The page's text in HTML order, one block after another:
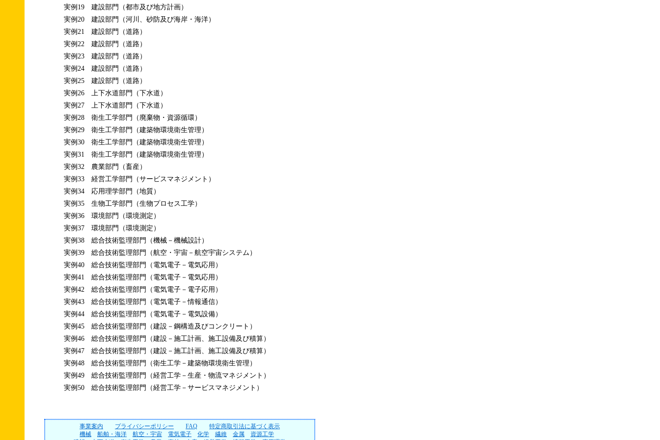
実例19 建設部門（都市及び地方計画）
実例20 建設部門（河川、砂防及び海岸・海洋）
実例21 建設部門（道路）
実例22 建設部門（道路）
実例23 建設部門（道路）
実例24 建設部門（道路）
実例25 建設部門（道路）
実例26 上下水道部門（下水道）
実例27 上下水道部門（下水道）
実例28 衛生工学部門（廃棄物・資源循環）
実例29 衛生工学部門（建築物環境衛生管理）
実例30 衛生工学部門（建築物環境衛生管理）
実例31 衛生工学部門（建築物環境衛生管理）
実例32 農業部門（畜産）
実例33 経営工学部門（サービスマネジメント）
実例34 応用理学部門（地質）
実例35 生物工学部門（生物プロセス工学）
実例36 環境部門（環境測定）
実例37 環境部門（環境測定）
実例38 総合技術監理部門（機械－機械設計）
実例39 総合技術監理部門（航空・宇宙－航空宇宙システム）
実例40 総合技術監理部門（電気電子－電気応用）
実例41 総合技術監理部門（電気電子－電気応用）
実例42 総合技術監理部門（電気電子－電子応用）
実例43 総合技術監理部門（電気電子－情報通信）
実例44 総合技術監理部門（電気電子－電気設備）
実例45 総合技術監理部門（建設－鋼構造及びコンクリート）
実例46 総合技術監理部門（建設－施工計画、施工設備及び積算）
実例47 総合技術監理部門（建設－施工計画、施工設備及び積算）
実例48 総合技術監理部門（衛生工学－建築物環境衛生管理）
実例49 総合技術監理部門（経営工学－生産・物流マネジメント）
実例50 総合技術監理部門（経営工学－サービスマネジメント）
事業案内 プライバシーポリシー FAQ
特定商取引法に基づく表示
機械
船舶・海洋 航空・宇宙 電気電子 化学 繊維 金属
資源工学